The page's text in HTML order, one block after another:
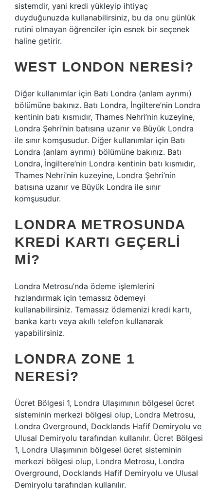
sistemdir, yani kredi yükleyip ihtiyaç
duyduğunuzda kullanabilirsiniz, bu da onu günlük
rutini olmayan öğrenciler için esnek bir seçenek
haline getirir.
WEST LONDON NERESI?
Diğer kullanımlar için Batı Londra (anlam ayrımı)
bölümüne bakınız. Batı Londra, İngiltere’nin Londra
kentinin batı kısmıdır, Thames Nehri’nin kuzeyine,
Londra Şehri’nin batısına uzanır ve Büyük Londra
ile sınır komşusudur. Diğer kullanımlar için Batı
Londra (anlam ayrımı) bölümüne bakınız. Batı
Londra, İngiltere’nin Londra kentinin batı kısmıdır,
Thames Nehri’nin kuzeyine, Londra Şehri’nin
batısına uzanır ve Büyük Londra ile sınır
komşusudur.
LONDRA METROSUNDA
KREDI KARTI GEÇERLI
MI?
Londra Metrosu’nda ödeme işlemlerini
hızlandırmak için temassız ödemeyi
kullanabilirsiniz. Temassız ödemenizi kredi kartı,
banka kartı veya akıllı telefon kullanarak
yapabilirsiniz.
LONDRA ZONE 1
NERESI?
Ücret Bölgesi 1, Londra Ulaşımının bölgesel ücret
sisteminin merkezi bölgesi olup, Londra Metrosu,
Londra Overground, Docklands Hafif Demiryolu ve
Ulusal Demiryolu tarafından kullanılır. Ücret Bölgesi
1, Londra Ulaşımının bölgesel ücret sisteminin
merkezi bölgesi olup, Londra Metrosu, Londra
Overground, Docklands Hafif Demiryolu ve Ulusal
Demiryolu tarafından kullanılır.